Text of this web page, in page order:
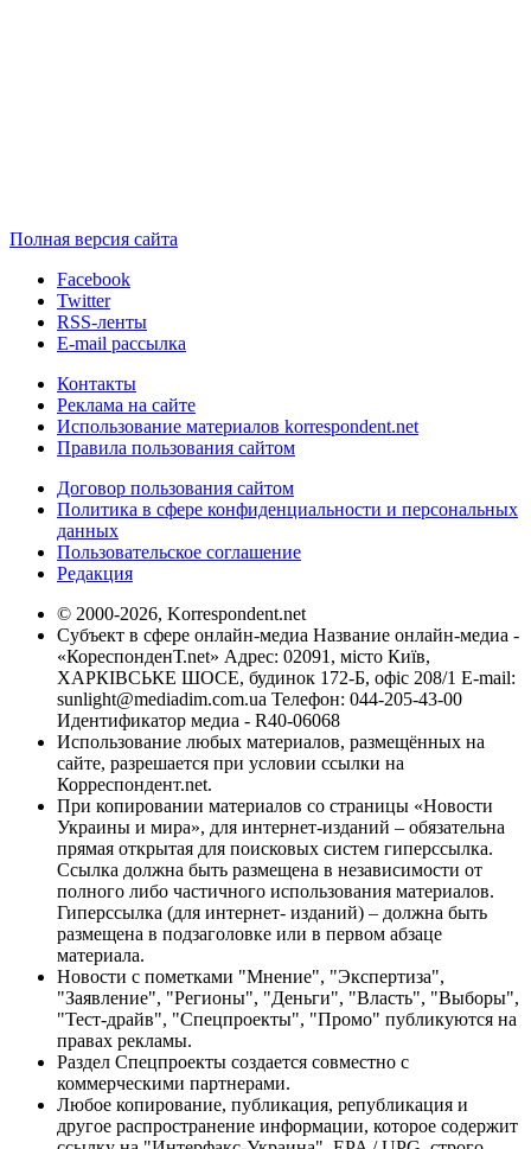
Полная версия сайта
Facebook
Twitter
RSS-ленты
E-mail рассылка
Контакты
Реклама на сайте
Использование материалов korrespondent.net
Правила пользования сайтом
Договор пользования сайтом
Политика в сфере конфиденциальности и персональных
данных
Пользовательское соглашение
Редакция
© 2000-2026, Korrespondent.net
Субъект в сфере онлайн-медиа Название онлайн-медиа -
«КореспонденТ.net» Адрес: 02091, місто Київ,
ХАРКІВСЬКЕ ШОСЕ, будинок 172-Б, офіс 208/1 E-mail:
sunlight@mediadim.com.ua Телефон: 044-205-43-00
Идентификатор медиа - R40-06068
Использование любых материалов, размещённых на
сайте, разрешается при условии ссылки на
Корреспондент.net.
При копировании материалов со страницы «Новости
Украины и мира», для интернет-изданий – обязательна
прямая открытая для поисковых систем гиперссылка.
Ссылка должна быть размещена в независимости от
полного либо частичного использования материалов.
Гиперссылка (для интернет- изданий) – должна быть
размещена в подзаголовке или в первом абзаце
материала.
Новости с пометками "Мнение", "Экспертиза",
"Заявление", "Регионы", "Деньги", "Власть", "Выборы",
"Тест-драйв", "Спецпроекты", "Промо" публикуются на
правах рекламы.
Раздел Спецпроекты создается совместно с
коммерческими партнерами.
Любое копирование, публикация, републикация и
другое распространение информации, которое содержит